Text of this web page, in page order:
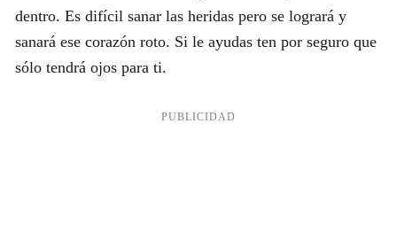
dentro. Es difícil sanar las heridas pero se logrará y
sanará ese corazón roto. Si le ayudas ten por seguro que
sólo tendrá ojos para ti.